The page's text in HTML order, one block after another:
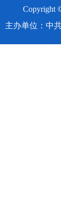
Copyright
主办单位：中